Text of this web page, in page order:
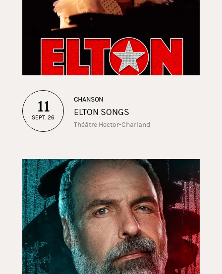
11
SEPT. 26
CHANSON
ELTON SONGS
Théâtre Hector-Charland